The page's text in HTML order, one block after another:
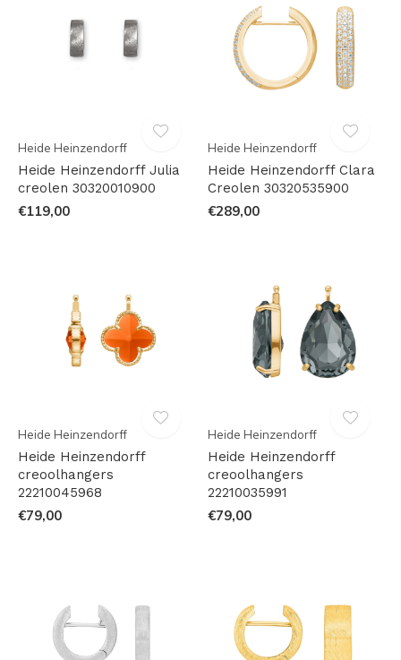
Heide Heinzendorff
Heide Heinzendorff Julia
creolen 30320010900
€119,00
Heide Heinzendorff
Heide Heinzendorff Clara
Creolen 30320535900
€289,00
Heide Heinzendorff
Heide Heinzendorff
creoolhangers
22210045968
€79,00
Heide Heinzendorff
Heide Heinzendorff
creoolhangers
22210035991
€79,00